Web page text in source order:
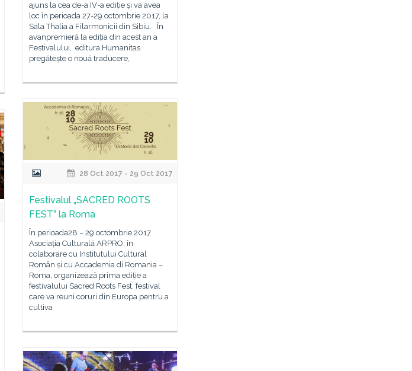
ajuns la cea de-a IV-a ediție și va avea
loc în perioada 27-29 octombrie 2017, la
Sala Thalia a Filarmonicii din Sibiu. În
avanpremieră la ediția din acest an a
Festivalului, editura Humanitas
pregătește o nouă traducere,
28 Oct 2017 - 29 Oct 2017
Festivalul „SACRED ROOTS
FEST” la Roma
În perioada28 – 29 octombrie 2017
Asociația Culturală ARPRO, în
colaborare cu Institutului Cultural
Român și cu Accademia di Romania –
Roma, organizează prima ediție a
festivalului Sacred Roots Fest, festival
care va reuni coruri din Europa pentru a
cultiva